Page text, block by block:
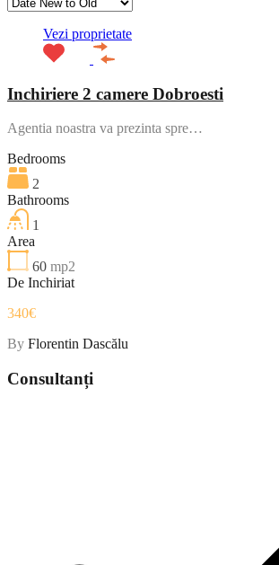
Vezi proprietate
Inchiriere 2 camere Dobroesti
Agentia noastra va prezinta spre…
Bedrooms
2
Bathrooms
1
Area
60 mp2
De Inchiriat
340€
By Florentin Dascălu
Consultanți